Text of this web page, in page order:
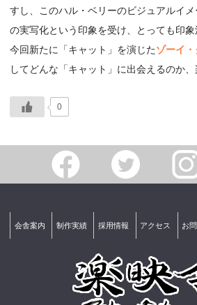
すし、このハル・ベリーのビジュアルイ
の実写化という印象を受け、とっても印象
今回新たに「キャット」を演じたゾーイ
してどんな「キャット」に出会えるのか、
0
会舎案内 制作実績 採用情報 アクセス お